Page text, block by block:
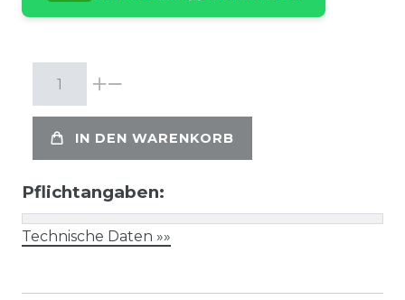
IN DEN WARENKORB
Pflichtangaben:
Technische Daten »»